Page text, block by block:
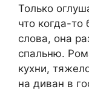
Только
что когда-
слова, она
спальню.
кухни,
на диван в